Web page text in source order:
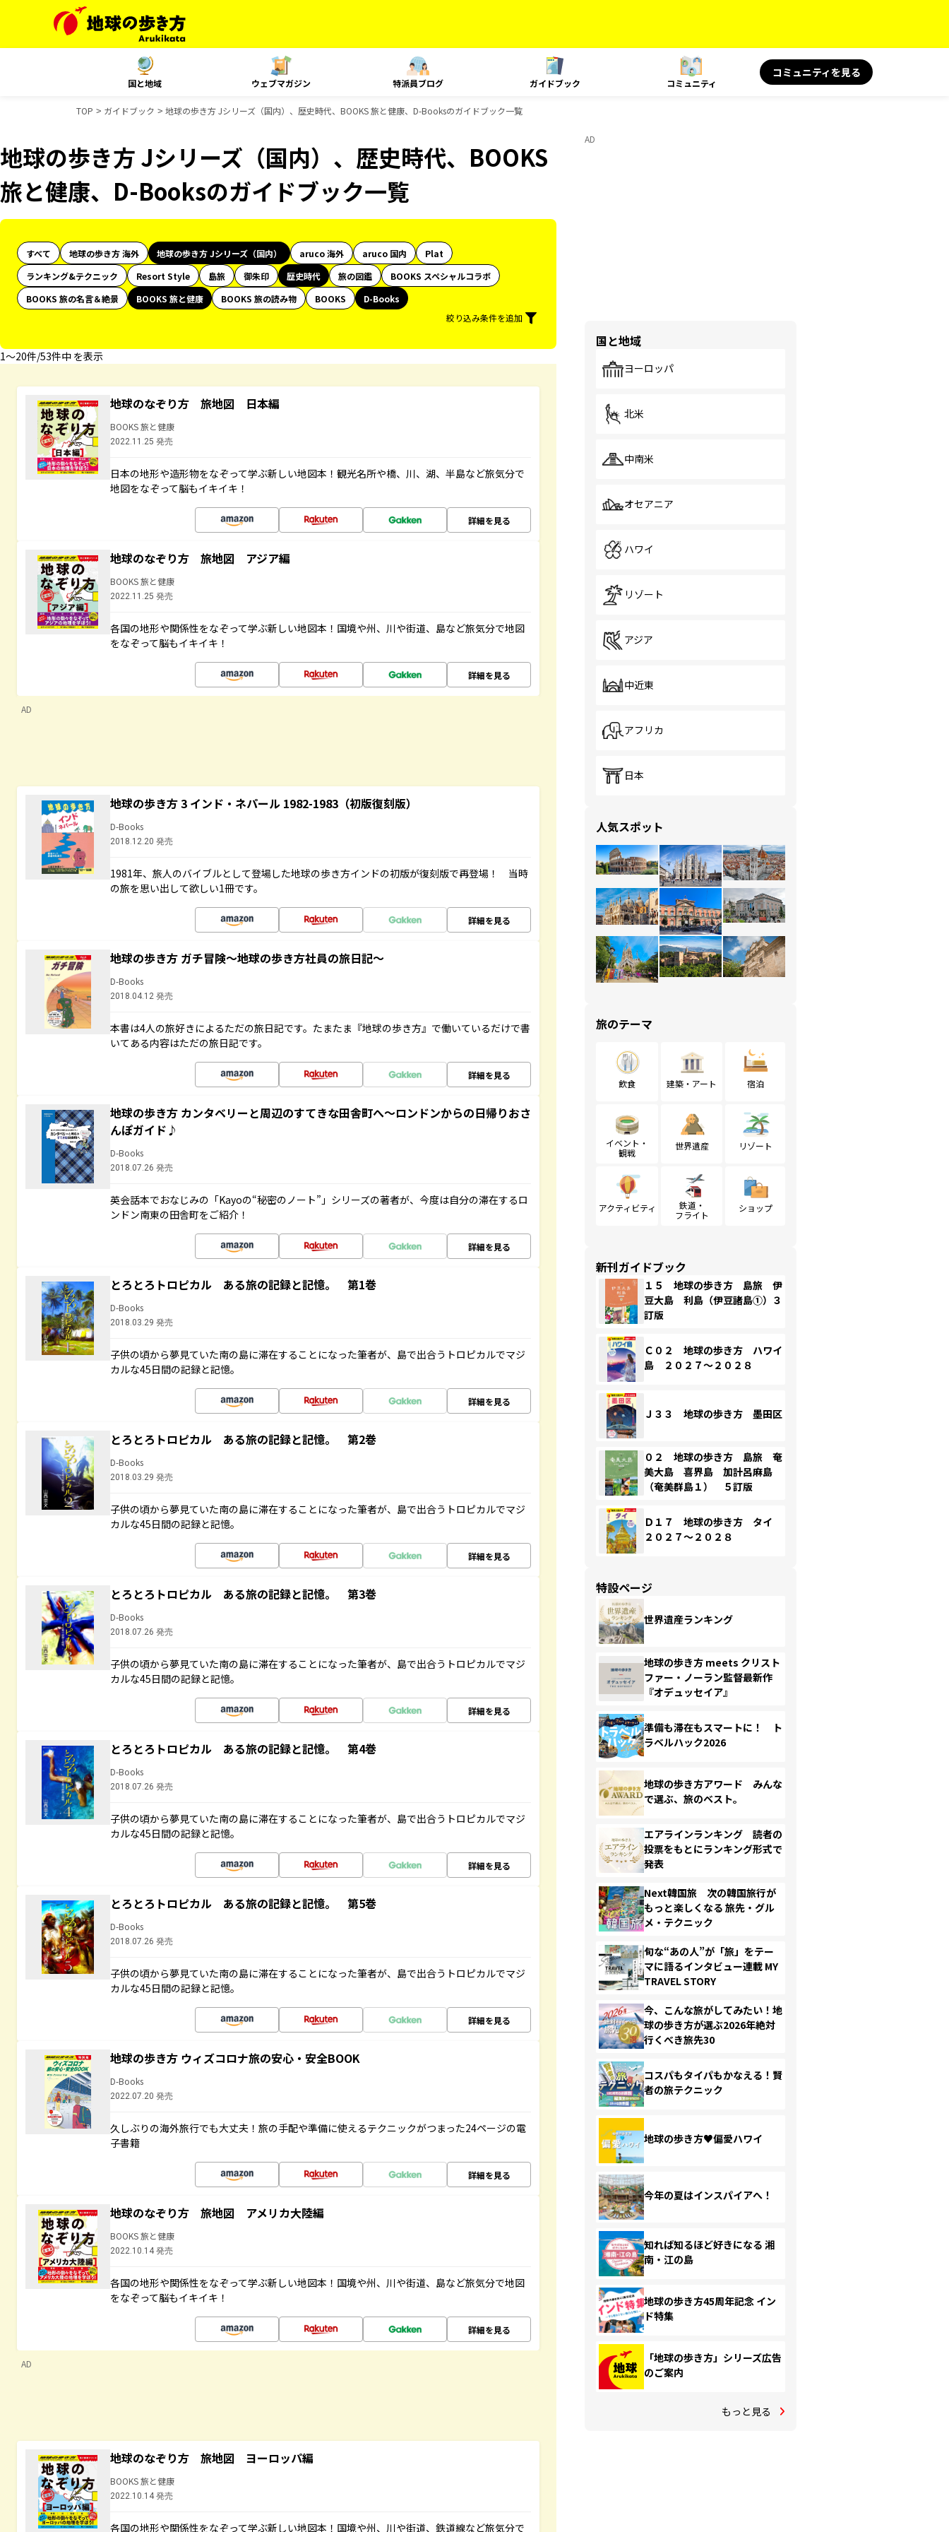
国と地域 ウェブマガジン 特派員ブログ ガイドブック コミュニティ
コミュニティを見る
TOP ガイドブック 地球の歩き方 Jシリーズ（国内）、歴史時代、BOOKS 旅と健康、D-Booksのガイドブック一覧
地球の歩き方 Jシリーズ（国内）、歴史時代、BOOKS
旅と健康、D-Booksのガイドブック一覧
すべて 地球の歩き方 海外 地球の歩き方 Jシリーズ（国内） aruco 海外 aruco 国内
Plat
ランキング&テクニック
Resort Style 島旅 御朱印 歴史時代 旅の図鑑
BOOKS スペシャルコラボ
BOOKS 旅の名言＆絶景
BOOKS 旅と健康 BOOKS 旅の読み物 BOOKS
D-Books
絞り込み条件を追加
1〜20件/53件中 を表示
地球のなぞり方 旅地図 日本編
BOOKS 旅と健康
2022.11.25 発売
日本の地形や造形物をなぞって学ぶ新しい地図本！観光名所や橋、川、湖、半島など旅気分で
地図をなぞって脳もイキイキ！
詳細を見る
地球のなぞり方 旅地図 アジア編
BOOKS 旅と健康
2022.11.25 発売
各国の地形や関係性をなぞって学ぶ新しい地図本！国境や州、川や街道、島など旅気分で地図
をなぞって脳もイキイキ！
詳細を見る
AD
地球の歩き方 3 インド・ネパール 1982-1983（初版復刻版）
D-Books
2018.12.20 発売
1981年、旅人のバイブルとして登場した地球の歩き方インドの初版が復刻版で再登場！ 当時
の旅を思い出して欲しい1冊です。
詳細を見る
地球の歩き方 ガチ冒険～地球の歩き方社員の旅日記～
D-Books
2018.04.12 発売
本書は4人の旅好きによるただの旅日記です。たまたま『地球の歩き方』で働いているだけで書
いてある内容はただの旅日記です。
詳細を見る
地球の歩き方 カンタベリーと周辺のすてきな田舎町へ～ロンドンからの日帰りおさ
んぽガイド♪
D-Books
2018.07.26 発売
英会話本でおなじみの「Kayoの“秘密のノート”」シリーズの著者が、今度は自分の滞在するロ
ンドン南東の田舎町をご紹介！
詳細を見る
とろとろトロピカル ある旅の記録と記憶。 第1巻
D-Books
2018.03.29 発売
子供の頃から夢見ていた南の島に滞在することになった筆者が、島で出合うトロピカルでマジ
カルな45日間の記録と記憶。
詳細を見る
とろとろトロピカル ある旅の記録と記憶。 第2巻
D-Books
2018.03.29 発売
子供の頃から夢見ていた南の島に滞在することになった筆者が、島で出合うトロピカルでマジ
カルな45日間の記録と記憶。
詳細を見る
とろとろトロピカル ある旅の記録と記憶。 第3巻
D-Books
2018.07.26 発売
子供の頃から夢見ていた南の島に滞在することになった筆者が、島で出合うトロピカルでマジ
カルな45日間の記録と記憶。
詳細を見る
とろとろトロピカル ある旅の記録と記憶。 第4巻
D-Books
2018.07.26 発売
子供の頃から夢見ていた南の島に滞在することになった筆者が、島で出合うトロピカルでマジ
カルな45日間の記録と記憶。
詳細を見る
とろとろトロピカル ある旅の記録と記憶。 第5巻
D-Books
2018.07.26 発売
子供の頃から夢見ていた南の島に滞在することになった筆者が、島で出合うトロピカルでマジ
カルな45日間の記録と記憶。
詳細を見る
地球の歩き方 ウィズコロナ旅の安心・安全BOOK
D-Books
2022.07.20 発売
久しぶりの海外旅行でも大丈夫！旅の手配や準備に使えるテクニックがつまった24ページの電
子書籍
詳細を見る
地球のなぞり方 旅地図 アメリカ大陸編
BOOKS 旅と健康
2022.10.14 発売
各国の地形や関係性をなぞって学ぶ新しい地図本！国境や州、川や街道、島など旅気分で地図
をなぞって脳もイキイキ！
詳細を見る
AD
地球のなぞり方 旅地図 ヨーロッパ編
BOOKS 旅と健康
2022.10.14 発売
各国の地形や関係性をなぞって学ぶ新しい地図本！国境や州、川や街道、鉄道線など旅気分で
AD
国と地域
ヨーロッパ
北米
中南米
オセアニア
ハワイ
リゾート
アジア
中近東
アフリカ
日本
人気スポット
旅のテーマ
飲食 建築・アート 宿泊
イベント・
観戦
世界遺産 リゾート
アクティビティ
鉄道・
フライト
ショップ
新刊ガイドブック
１５ 地球の歩き方 島旅 伊
豆大島 利島（伊豆諸島①）３
訂版
Ｃ０２ 地球の歩き方 ハワイ
島 ２０２７～２０２８
Ｊ３３ 地球の歩き方 墨田区
０２ 地球の歩き方 島旅 奄
美大島 喜界島 加計呂麻島
（奄美群島１） ５訂版
Ｄ１７ 地球の歩き方 タイ
２０２７～２０２８
特設ページ
世界遺産ランキング
地球の歩き方 meets クリスト
ファー・ノーラン監督最新作
『オデュッセイア』
準備も滞在もスマートに！ ト
ラベルハック2026
地球の歩き方アワード みんな
で選ぶ、旅のベスト。
エアラインランキング 読者の
投票をもとにランキング形式で
発表
Next韓国旅 次の韓国旅行が
もっと楽しくなる 旅先・グル
メ・テクニック
旬な“あの人”が「旅」をテー
マに語るインタビュー連載 MY
TRAVEL STORY
今、こんな旅がしてみたい！地
球の歩き方が選ぶ2026年絶対
行くべき旅先30
コスパもタイパもかなえる！賢
者の旅テクニック
地球の歩き方♥偏愛ハワイ
今年の夏はインスパイアへ！
知れば知るほど好きになる 湘
南・江の島
地球の歩き方45周年記念 イン
ド特集
「地球の歩き方」シリーズ広告
のご案内
もっと見る